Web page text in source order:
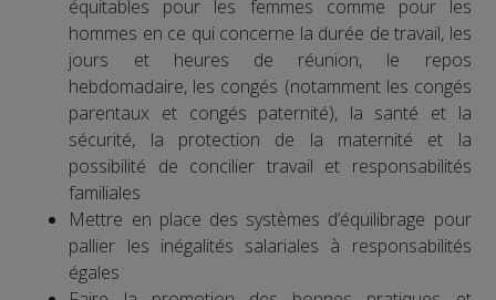
équitables pour les femmes comme pour les
hommes en ce qui concerne la durée de travail, les
jours et heures de réunion, le repos
hebdomadaire, les congés (notamment les congés
parentaux et congés paternité), la santé et la
sécurité, la protection de la maternité et la
possibilité de concilier travail et responsabilités
familiales
Mettre en place des systèmes d’équilibrage pour
pallier les inégalités salariales à responsabilités
égales